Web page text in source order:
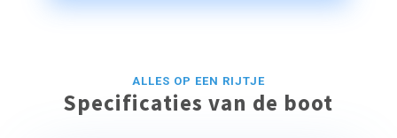
ALLES OP EEN RIJTJE
Specificaties van de boot